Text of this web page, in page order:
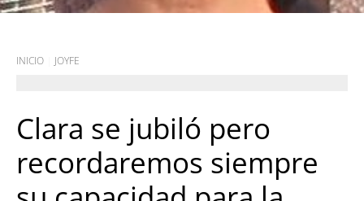
INICIO JOYFE
Clara se jubiló pero
recordaremos siempre